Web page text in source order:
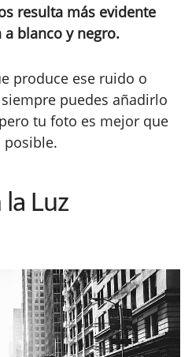
resulta más evidente
blanco y negro.
produce ese ruido o
puedes añadirlo
tu foto es mejor que
posible.
Luz